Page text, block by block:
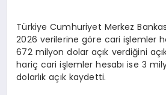
Türkiye Cumhuriyet Merkez
2026 verilerine göre cari işlemler
672 milyon dolar açık verdiğini
hariç cari işlemler hesabı ise 3
dolarlık açık kaydetti.